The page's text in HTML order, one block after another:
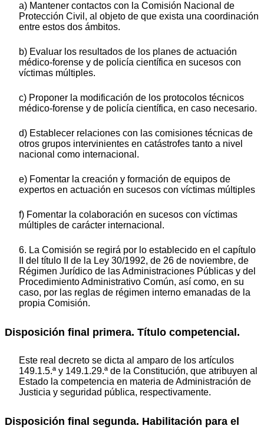
a) Mantener contactos con la Comisión Nacional de
Protección Civil, al objeto de que exista una coordinación
entre estos dos ámbitos.
b) Evaluar los resultados de los planes de actuación
médico-forense y de policía científica en sucesos con
víctimas múltiples.
c) Proponer la modificación de los protocolos técnicos
médico-forense y de policía científica, en caso necesario.
d) Establecer relaciones con las comisiones técnicas de
otros grupos intervinientes en catástrofes tanto a nivel
nacional como internacional.
e) Fomentar la creación y formación de equipos de
expertos en actuación en sucesos con víctimas múltiples
f) Fomentar la colaboración en sucesos con víctimas
múltiples de carácter internacional.
6. La Comisión se regirá por lo establecido en el capítulo
II del título II de la Ley 30/1992, de 26 de noviembre, de
Régimen Jurídico de las Administraciones Públicas y del
Procedimiento Administrativo Común, así como, en su
caso, por las reglas de régimen interno emanadas de la
propia Comisión.
Disposición final primera. Título competencial.
Este real decreto se dicta al amparo de los artículos
149.1.5.ª y 149.1.29.ª de la Constitución, que atribuyen al
Estado la competencia en materia de Administración de
Justicia y seguridad pública, respectivamente.
Disposición final segunda. Habilitación para el